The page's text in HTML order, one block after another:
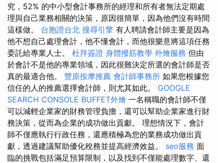
究，52% 的中小型會計事務所的經理和所有者無法定期處
理與自己業務相關的決策，原因很簡單，因為他們沒有時間
這樣做。 台胞證台北 搜尋引擎 有人聘請會計師主要是因為
他不想自己處理會計，他不懂會計，而他很樂意將這項任務
委託給專業人士。 杜拜簽證 身體撥筋教學 外燴服務 但由
於會計不是他的專業領域，因此很難決定所選的會計師是否
真的最適合他。 豐原按摩推薦 會計師事務所 如果您根據您
信任的人的推薦選擇會計師，則尤其如此。 GOOGLE
SEARCH CONSOLE BUFFET外燴 一名稱職的會計師不僅
可以減輕企業家的財務管理負擔，還可以幫助企業家進行財
務決策，從而為企業的成功做出貢獻。 理想情況下，會計
師不僅應執行行政任務，還應積極為您的業務成功做出貢
獻，透過建議幫助優化稅務並提高經濟效益。 seo服務 面
臨的挑戰包括滿足預算限制，以及找到不僅能處理數字、還